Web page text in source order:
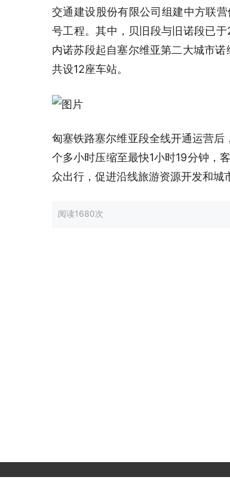
交通建设股份有限公司组建中方联
号工程。其中，贝旧段与旧诺段已
内诺苏段起自塞尔维亚第二大城市
共设12座车站。
匈塞铁路塞尔维亚段全线开通运营
个多小时压缩至最快1小时19分钟，
众出行，促进沿线旅游资源开发和城
阅读1680次